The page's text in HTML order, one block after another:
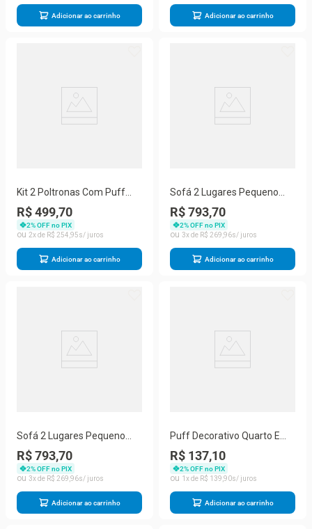
Adicionar ao carrinho Adicionar ao carrinho
Kit 2 Poltronas Com Puff
Redondo Para Sala Nina
Amarelo
R$ 499,70
2% OFF no PIX
2
R$ 254 95
Adicionar ao carrinho
Sofá 2 Lugares Pequeno
Confortável 1,40m Small
Herrero Cor:cinza
R$ 793,70
2% OFF no PIX
3
R$ 269 96
Adicionar ao carrinho
Sofá 2 Lugares Pequeno
Confortável 1,40m Small
Herrero Cor:preto
R$ 793,70
2% OFF no PIX
3
R$ 269 96
Adicionar ao carrinho
Puff Decorativo Quarto E
Sala De Estar Suede Light
Herrero Cor:bege
R$ 137,10
2% OFF no PIX
1
R$ 139 90
Adicionar ao carrinho